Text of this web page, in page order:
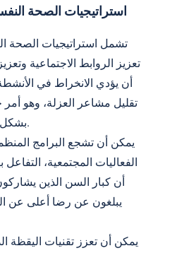
استراتيجيات الصحة
تشمل استراتيجيات الصحة
تعزيز الروابط الاجتماعية
أن يؤدي الانخراط في
تقليل مشاعر العزلة، وهو
بشكل كبير على الصحة النفسية.
يمكن أن تشجع البرامج
الفعاليات المجتمعية،
أن كبار السن الذين
يبلغون عن رضا أعلى عن
يمكن أن تعزز تقنيات اليقظة